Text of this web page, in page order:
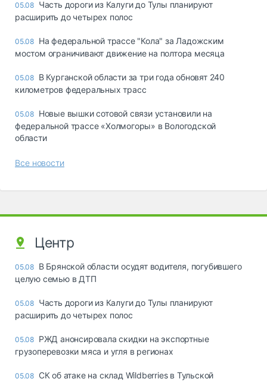
05.08 Часть дороги из Калуги до Тулы планируют
расширить до четырех полос
05.08 На федеральной трассе "Кола" за Ладожским
мостом ограничивают движение на полтора месяца
05.08 В Курганской области за три года обновят 240
километров федеральных трасс
05.08 Новые вышки сотовой связи установили на
федеральной трассе «Холмогоры» в Вологодской
области
Все новости
Центр
05.08 В Брянской области осудят водителя, погубившего
целую семью в ДТП
05.08 Часть дороги из Калуги до Тулы планируют
расширить до четырех полос
05.08 РЖД анонсировала скидки на экспортные
грузоперевозки мяса и угля в регионах
05.08 СК об атаке на склад Wildberries в Тульской